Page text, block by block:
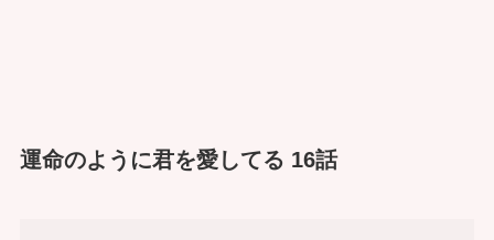
運命のように君を愛してる 16話